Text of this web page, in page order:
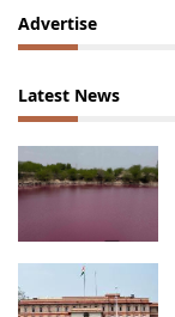
Advertise
Latest News